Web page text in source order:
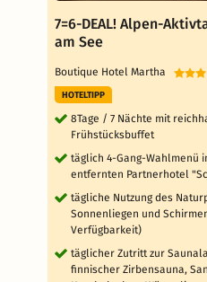
7=6-DEAL! Alpen-
am See
Boutique Hotel Martha
HOTELTIPP
8Tage / 7 Nächte mit
Frühstücksbuffet
täglich 4-Gang-Wahlmenü
entfernten Partnerhotel
tägliche Nutzung des
Sonnenliegen und
Verfügbarkeit)
täglicher Zutritt zur
finnischer Zirbensauna,